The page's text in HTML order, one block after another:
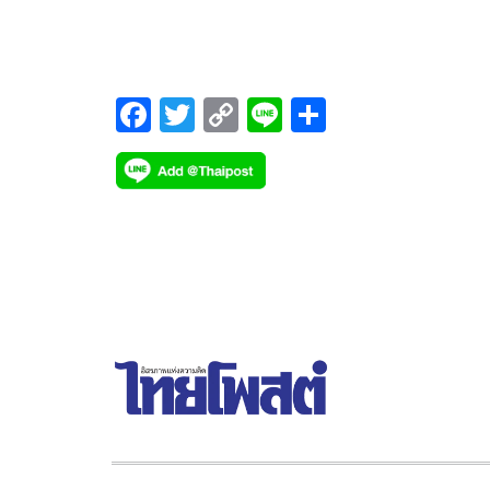
F
ac
e
T
wi
tt
C
o
p
Li